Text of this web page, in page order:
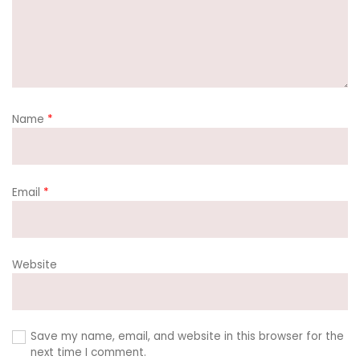
Name *
Email *
Website
Save my name, email, and website in this browser for the
next time I comment.